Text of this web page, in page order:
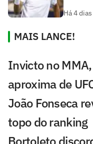
Há 4 dias
MAIS LANCE!
Invicto no
aproxima de
João Fonseca
topo do ranking